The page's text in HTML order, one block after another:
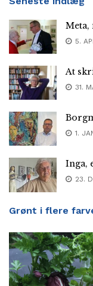
Meta,
5.
At
31.
1.
Inga,
23.
Grønt i flere